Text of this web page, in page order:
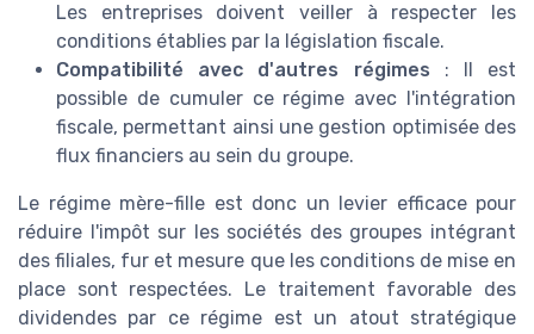
Les entreprises doivent veiller à respecter les
conditions établies par la législation fiscale.
Compatibilité avec d'autres régimes : Il est
possible de cumuler ce régime avec l'intégration
fiscale, permettant ainsi une gestion optimisée des
flux financiers au sein du groupe.
Le régime mère-fille est donc un levier efficace pour
réduire l'impôt sur les sociétés des groupes intégrant
des filiales, fur et mesure que les conditions de mise en
place sont respectées. Le traitement favorable des
dividendes par ce régime est un atout stratégique